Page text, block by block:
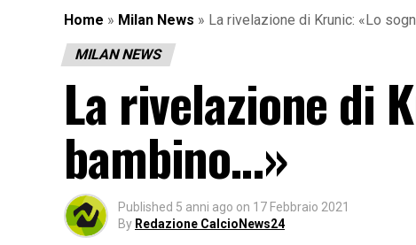
Home » Milan News » La rivelazione di Krunic: «Lo
MILAN NEWS
La rivelazione di
bambino…»
Published 5 anni ago on 17 Febbraio 2021
By Redazione CalcioNews24